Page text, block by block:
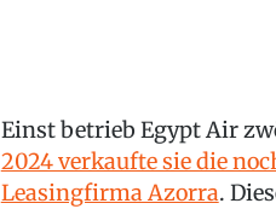
Einst betrieb Egypt Air
2024 verkaufte sie die
Leasingfirma Azorra.